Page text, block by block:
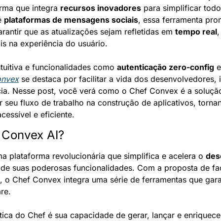
que integra recursos inovadores
plataformas de mensagens sociais, essa ferramenta
que as atualizações sejam refletidas em tempo real
na experiência do usuário.
e funcionalidades como autenticação zero-config
se destaca por facilitar a vida dos desenvolvedores,
Nesse post, você verá como o Chef Convex é a
seu fluxo de trabalho na construção de aplicativos,
e eficiente.
AI?
plataforma revolucionária que simplifica e acelera o
, o Chef Convex integra uma série de ferramentas que